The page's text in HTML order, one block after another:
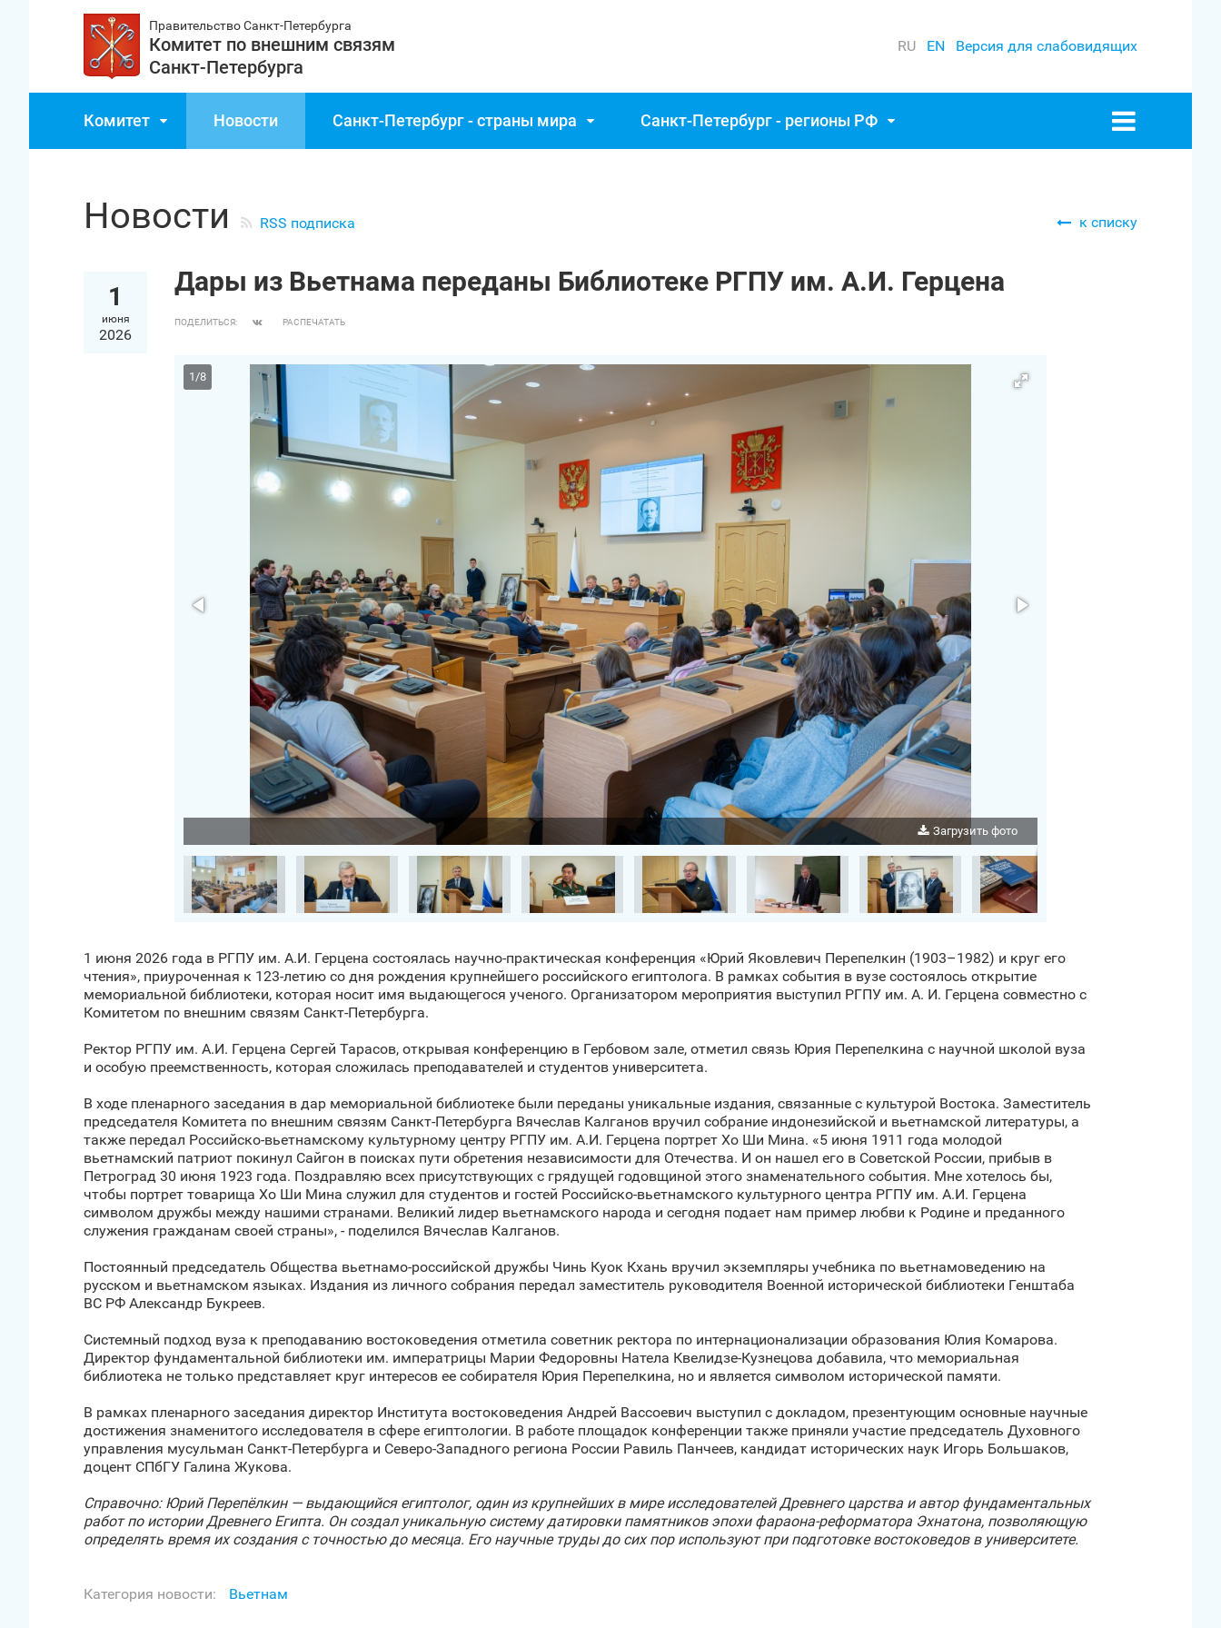
Правительство Санкт‑Петербурга
Комитет по внешним связям
Санкт‑Петербурга
RU EN Версия для слабовидящих
Комитет Новости Санкт‑Петербург - страны мира Санкт‑Петербург - регионы РФ
к списку
Новости RSS подписка
1
июня
2026
Дары из Вьетнама переданы Библиотеке РГПУ им. А.И. Герцена
ПОДЕЛИТЬСЯ: РАСПЕЧАТАТЬ
Загрузить фото
1/8
1 июня 2026 года в РГПУ им. А.И. Герцена состоялась научно-практическая конференция «Юрий Яковлевич Перепелкин (1903–1982) и круг его
чтения», приуроченная к 123-летию со дня рождения крупнейшего российского египтолога. В рамках события в вузе состоялось открытие
мемориальной библиотеки, которая носит имя выдающегося ученого. Организатором мероприятия выступил РГПУ им. А. И. Герцена совместно с
Комитетом по внешним связям Санкт‑Петербурга.
Ректор РГПУ им. А.И. Герцена Сергей Тарасов, открывая конференцию в Гербовом зале, отметил связь Юрия Перепелкина с научной школой вуза
и особую преемственность, которая сложилась преподавателей и студентов университета.
В ходе пленарного заседания в дар мемориальной библиотеке были переданы уникальные издания, связанные с культурой Востока. Заместитель
председателя Комитета по внешним связям Санкт‑Петербурга Вячеслав Калганов вручил собрание индонезийской и вьетнамской литературы, а
также передал Российско-вьетнамскому культурному центру РГПУ им. А.И. Герцена портрет Хо Ши Мина. «5 июня 1911 года молодой
вьетнамский патриот покинул Сайгон в поисках пути обретения независимости для Отечества. И он нашел его в Советской России, прибыв в
Петроград 30 июня 1923 года. Поздравляю всех присутствующих с грядущей годовщиной этого знаменательного события. Мне хотелось бы,
чтобы портрет товарища Хо Ши Мина служил для студентов и гостей Российско-вьетнамского культурного центра РГПУ им. А.И. Герцена
символом дружбы между нашими странами. Великий лидер вьетнамского народа и сегодня подает нам пример любви к Родине и преданного
служения гражданам своей страны», - поделился Вячеслав Калганов.
Постоянный председатель Общества вьетнамо-российской дружбы Чинь Куок Кхань вручил экземпляры учебника по вьетнамоведению на
русском и вьетнамском языках. Издания из личного собрания передал заместитель руководителя Военной исторической библиотеки Генштаба
ВС РФ Александр Букреев.
Системный подход вуза к преподаванию востоковедения отметила советник ректора по интернационализации образования Юлия Комарова.
Директор фундаментальной библиотеки им. императрицы Марии Федоровны Натела Квелидзе-Кузнецова добавила, что мемориальная
библиотека не только представляет круг интересов ее собирателя Юрия Перепелкина, но и является символом исторической памяти.
В рамках пленарного заседания директор Института востоковедения Андрей Вассоевич выступил с докладом, презентующим основные научные
достижения знаменитого исследователя в сфере египтологии. В работе площадок конференции также приняли участие председатель Духовного
управления мусульман Санкт‑Петербурга и Северо-Западного региона России Равиль Панчеев, кандидат исторических наук Игорь Большаков,
доцент СПбГУ Галина Жукова.
Справочно: Юрий Перепёлкин — выдающийся египтолог, один из крупнейших в мире исследователей Древнего царства и автор фундаментальных
работ по истории Древнего Египта. Он создал уникальную систему датировки памятников эпохи фараона-реформатора Эхнатона, позволяющую
определять время их создания с точностью до месяца. Его научные труды до сих пор используют при подготовке востоковедов в университете.
Категория новости: Вьетнам